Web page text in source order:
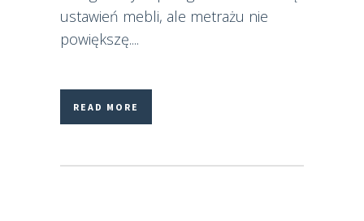
ustawień mebli, ale metrażu nie
powiększę....
READ MORE